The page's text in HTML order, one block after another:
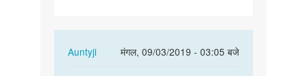
Auntyji
मंगल, 09/03/2019 - 03:05 बजे
In